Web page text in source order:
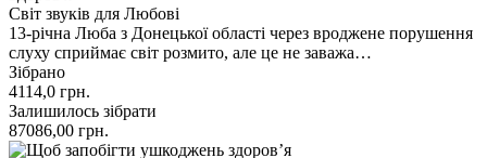
Світ звуків для Любові
13-річна Люба з Донецької області через вроджене порушення
слуху сприймає світ розмито, але це не заважа…
Зібрано
4114,0 грн.
Залишилось зібрати
87086,00 грн.